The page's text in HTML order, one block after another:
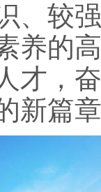
、较
养的
才 ，
新篇